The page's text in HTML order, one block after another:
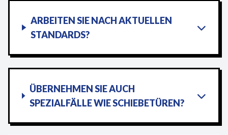
ARBEITEN SIE NACH AKTUELLEN
STANDARDS?
ÜBERNEHMEN SIE AUCH
SPEZIALFÄLLE WIE SCHIEBETÜREN?